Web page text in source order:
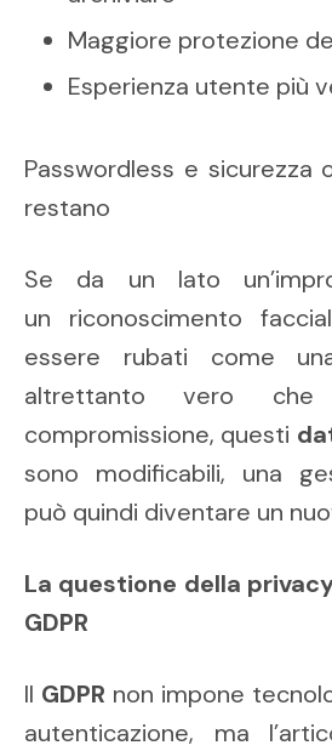
Maggiore protezione
Esperienza utente più
Passwordless e sicurezza
restano
Se da un lato
un riconoscimento
essere rubati come
altrettanto vero
compromissione, questi
sono modificabili, una
può quindi diventare un
La questione della
GDPR
Il GDPR non impone
autenticazione, ma